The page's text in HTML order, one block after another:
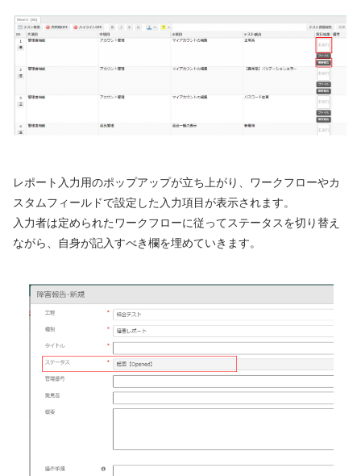
レポート入力用のポップアップが立ち上がり、ワークフローやカ
スタムフィールドで設定した入力項目が表示されます。
入力者は定められたワークフローに従ってステータスを切り替え
ながら、自身が記入すべき欄を埋めていきます。